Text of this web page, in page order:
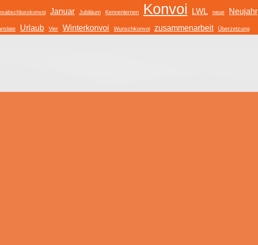
Januar Jubiläum Kennenlernen Konvoi LWL neue Neujahr
Urlaub Vier Winterkonvoi Wunschkonvoi zusammenarbeit Überzetzung